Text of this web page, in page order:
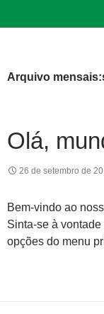
Arquivo
Olá,
26 de setembro de
Bem-vindo ao
Sinta-se à
opções do menu